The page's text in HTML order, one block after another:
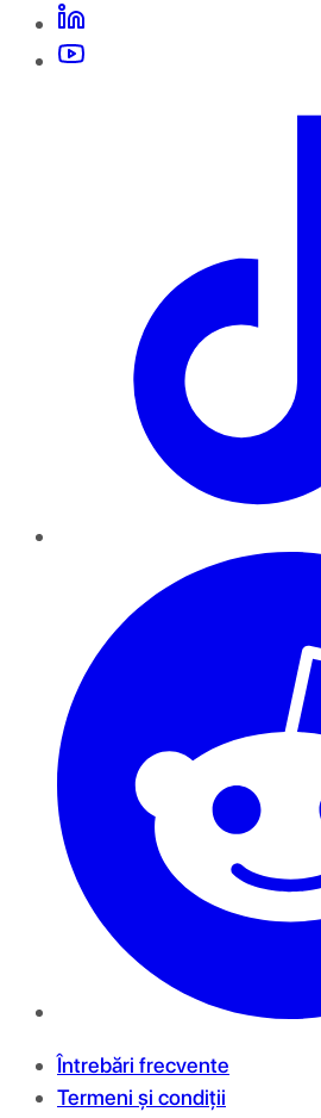
Întrebări frecvente
Termeni și condiții